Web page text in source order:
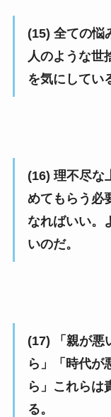
(15) 全ての悩
人のような世
を気にしてい
(16) 理不尽な
めてもらう必
なればいい。
いのだ。
(17) 「親が悪
ら」「時代が
ら」これらは
る。